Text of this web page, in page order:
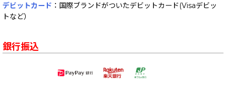
デビットカード ：国際ブランドがついたデビットカード(Visaデビッ
トなど）
銀行振込